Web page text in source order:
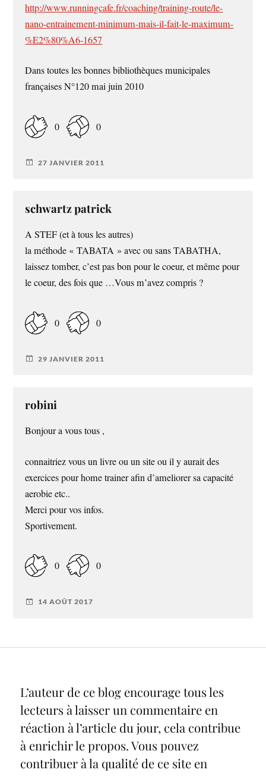
http://www.runningcafe.fr/coaching/training-route/le-
nano-entrainement-minimum-mais-il-fait-le-maximum-
%E2%80%A6-1657
Dans toutes les bonnes bibliothèques municipales
françaises N°120 mai juin 2010
0 0
27 JANVIER 2011
schwartz patrick
A STEF (et à tous les autres)
la méthode « TABATA » avec ou sans TABATHA,
laissez tomber, c’est pas bon pour le coeur, et même pour
le coeur, des fois que …Vous m’avez compris ?
0 0
29 JANVIER 2011
robini
Bonjour a vous tous ,
connaitriez vous un livre ou un site ou il y aurait des
exercices pour home trainer afin d’ameliorer sa capacité
aerobie etc..
Merci pour vos infos.
Sportivement.
0 0
14 AOÛT 2017
L’auteur de ce blog encourage tous les
lecteurs à laisser un commentaire en
réaction à l’article du jour, cela contribue
à enrichir le propos. Vous pouvez
contribuer à la qualité de ce site en